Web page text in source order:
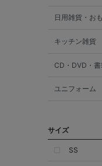
日用雑貨・お
キッチン雑貨
CD・DVD・書
ユニフォーム
サイズ
SS